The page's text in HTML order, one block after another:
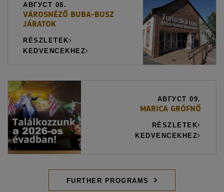
АВГУСТ 08.
VÁROSNÉZŐ BUBA-BUSZ
JÁRATOK
RÉSZLETEK
KEDVENCEKHEZ
АВГУСТ 09.
MARICA GRÓFNŐ
RÉSZLETEK
KEDVENCEKHEZ
FURTHER PROGRAMS